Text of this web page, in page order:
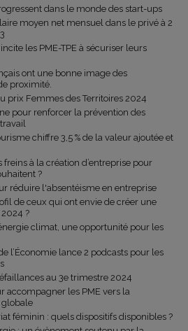
dans le monde des start-ups
moyen net mensuel dans le privé à 2
les PME-TPE à sécuriser leurs
ont une bonne image des
proximité.
prix Femmes des Territoires 2024
pour renforcer la prévention des
chiffre 3,5 % de la valeur ajoutée et
freins à la création d’entreprise pour
?
réduire l'absentéisme en entreprise
de ceux qui ont envie de créer une
?
climat, une opportunité pour les
l’Économie lance 2 podcasts pour les
au 3e trimestre 2024
accompagner les PME vers la
féminin : quels dispositifs disponibles ?